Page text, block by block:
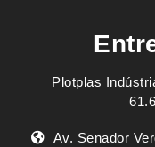
Plotplas Indústria
Av. Senador